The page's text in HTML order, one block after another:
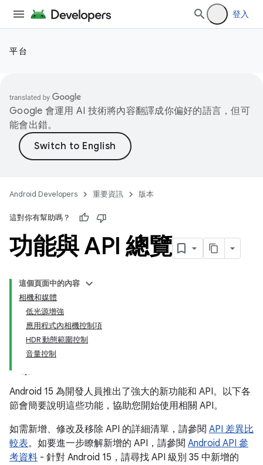
登入
平台
Google 會運用 AI 技術將內容翻譯成你偏好的語言，但可
能會出錯。
Android Developers 重要資訊 版本
這對你有幫助嗎？
功能與 API 總覽
這個頁面中的內容
相機和媒體
低光源增強
應用程式內相機控制項
HDR 動態範圍控制
音量控制
Android 15 為開發人員推出了強大的新功能和 API。以下各
節會簡要說明這些功能，協助您開始使用相關 API。
如需新增、修改及移除 API 的詳細清單，請參閱 API 差異比
較表。如要進一步瞭解新增的 API，請參閱 Android API 參
考資料 - 針對 Android 15，請尋找 API 級別 35 中新增的